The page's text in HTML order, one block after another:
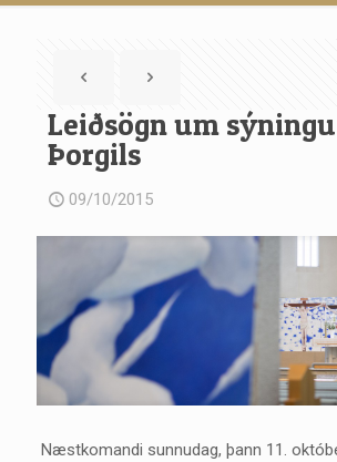
Leiðsögn um
Þorgils
09/10/2015
Næstkomandi sunnudag, þann 11.